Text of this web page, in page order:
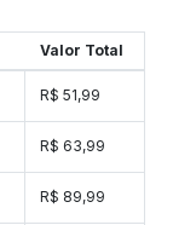
Valor Total
R$ 51,99
R$ 63,99
R$ 89,99